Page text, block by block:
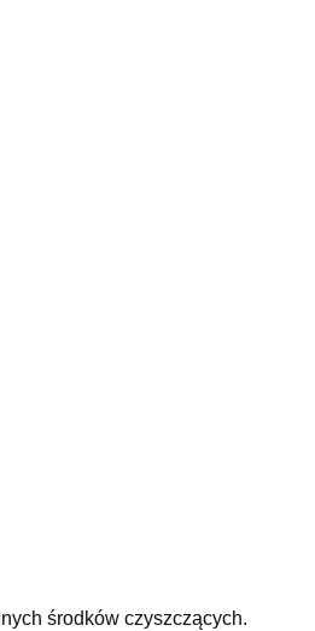
środków czyszczących.